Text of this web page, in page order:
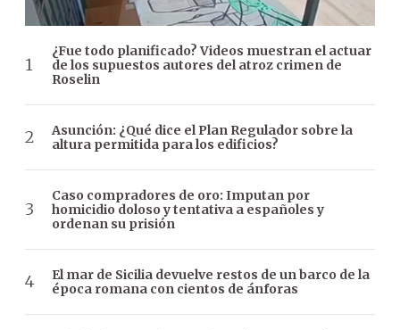
¿Fue todo planificado? Videos muestran el actuar
de los supuestos autores del atroz crimen de
Roselin
Asunción: ¿Qué dice el Plan Regulador sobre la
altura permitida para los edificios?
Caso compradores de oro: Imputan por
homicidio doloso y tentativa a españoles y
ordenan su prisión
El mar de Sicilia devuelve restos de un barco de la
época romana con cientos de ánforas